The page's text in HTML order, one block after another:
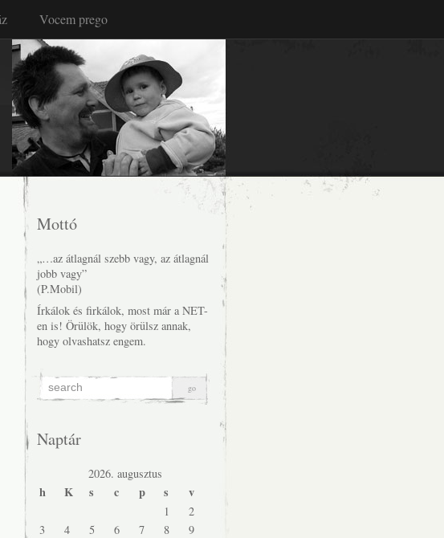
Vocem prego
Mottó
„…az átlagnál szebb vagy, az átlagnál
jobb vagy”
(P.Mobil)
Írkálok és firkálok, most már a NET-
en is! Örülök, hogy örülsz annak,
hogy olvashatsz engem.
Naptár
2026. augusztus
h K s c p s v
1
2
3
4 5 6 7 8
9